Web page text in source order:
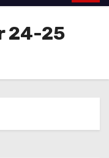
24-25